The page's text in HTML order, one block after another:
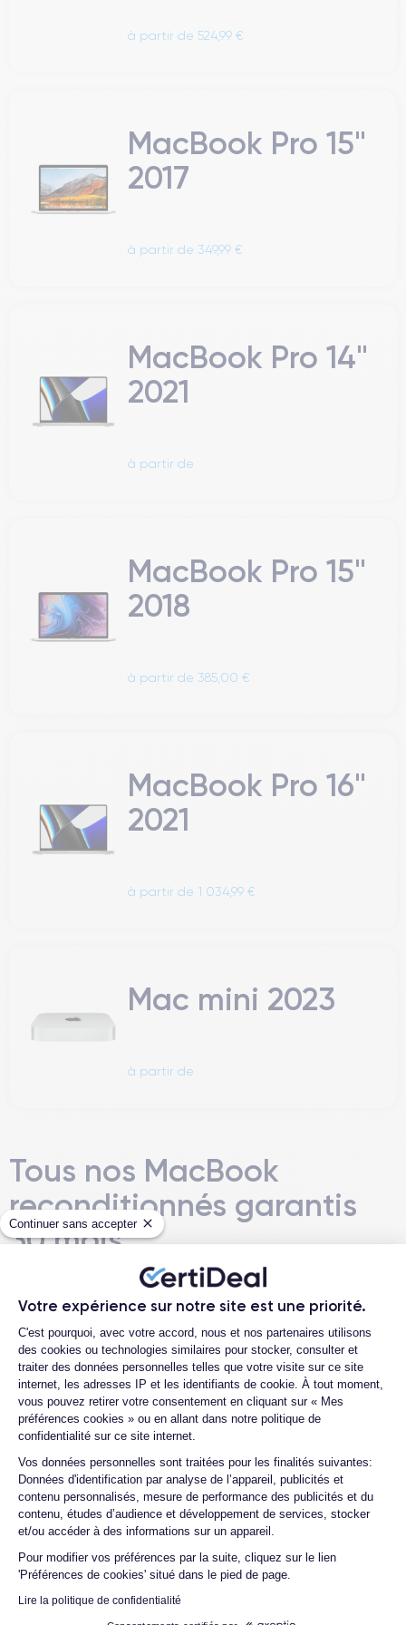
Continuer sans accepter
Votre expérience sur notre site est une priorité.
Plateforme de Gestion du
C'est pourquoi, avec votre accord, nous et nos partenaires utilisons
des cookies ou technologies similaires pour stocker, consulter et
traiter des données personnelles telles que votre visite sur ce site
internet, les adresses IP et les identifiants de cookie. À tout moment,
vous pouvez retirer votre consentement en cliquant sur « Mes
préférences cookies » ou en allant dans notre politique de
confidentialité sur ce site internet.
Vos données personnelles sont traitées pour les finalités suivantes:
Données d'identification par analyse de l’appareil, publicités et
contenu personnalisés, mesure de performance des publicités et du
contenu, études d’audience et développement de services, stocker
et/ou accéder à des informations sur un appareil.
Pour modifier vos préférences par la suite, cliquez sur le lien
'Préférences de cookies' situé dans le pied de page.
Lire la politique de confidentialité
Axeptio consent
à partir de 524,99 €
MacBook Pro 15"
2017
à partir de 349,99 €
MacBook Pro 14"
2021
à partir de
MacBook Pro 15"
2018
à partir de 385,00 €
MacBook Pro 16"
2021
à partir de 1 034,99 €
Mac mini 2023
à partir de
Tous nos MacBook
reconditionnés garantis
30 mois
Classer par
MacBook Air 13 (2018) - Core i5...
319,99 €
Parfait état
MacBook Air 13 (2018) - Core i5...
349,99 €